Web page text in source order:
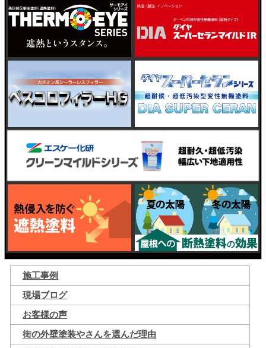
施工事例
現場ブログ
お客様の声
街の外壁塗装やさんを選んだ理由